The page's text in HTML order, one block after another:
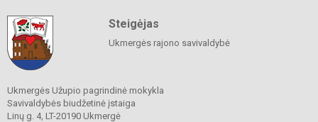
Steigėjas
Ukmergės rajono savivaldybė
Ukmergės Užupio pagrindinė mokykla
Savivaldybės biudžetinė įstaiga
Linų g. 4, LT-20190 Ukmergė